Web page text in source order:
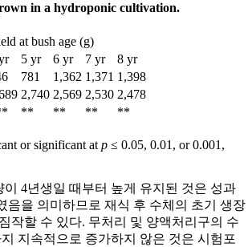
in a hydroponic cultivation.
at bush age (g)
5 yr 6 yr 7 yr
8 yr
781 1,362 1,371 1,398
2,740 2,569 2,530 2,478
** ** ** **
or significant atp ≤ 0.05, 0.01, or 0.001,
이 4년생일 때부터 높게 유지된 것은 성과
음을 의미하므로 재식 후 수체의 초기 생장
작할 수 있다. 무처리 및 양액처리구의 수
지속적으로 증가하지 않은 것은 시험포